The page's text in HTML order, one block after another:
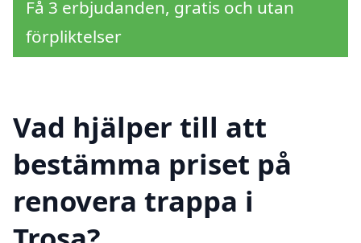
Få 3 erbjudanden, gratis och utan
förpliktelser
Vad hjälper till att
bestämma priset på
renovera trappa i